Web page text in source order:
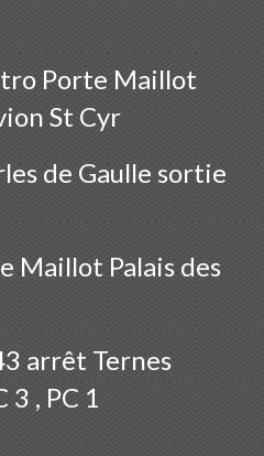
Porte Maillot
St Cyr
de Gaulle sortie
Maillot Palais des
arrêt Ternes
3 , PC 1